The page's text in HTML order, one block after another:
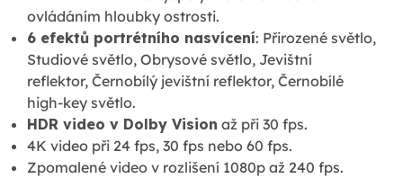
ovládáním hloubky ostrosti.
6 efektů portrétního nasvícení: Přirozené světlo,
Studiové světlo, Obrysové světlo, Jevištní
reflektor, Černobílý jevištní reflektor, Černobílé
high-key světlo.
HDR video v Dolby Vision až při 30 fps.
4K video při 24 fps, 30 fps nebo 60 fps.
Zpomalené video v rozlišení 1080p až 240 fps.